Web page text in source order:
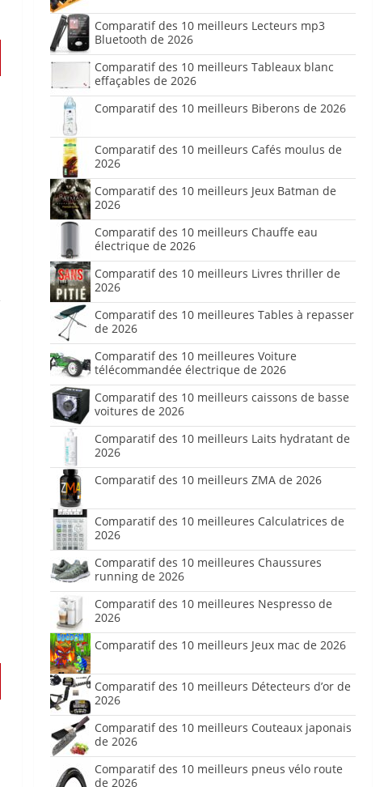
Comparatif des 10 meilleurs Lecteurs mp3
Bluetooth de 2026
Comparatif des 10 meilleurs Tableaux blanc
effaçables de 2026
Comparatif des 10 meilleurs Biberons de 2026
Comparatif des 10 meilleurs Cafés moulus de
2026
Comparatif des 10 meilleurs Jeux Batman de
2026
Comparatif des 10 meilleurs Chauffe eau
électrique de 2026
Comparatif des 10 meilleurs Livres thriller de
2026
Comparatif des 10 meilleures Tables à repasser
de 2026
Comparatif des 10 meilleures Voiture
télécommandée électrique de 2026
Comparatif des 10 meilleurs caissons de basse
voitures de 2026
Comparatif des 10 meilleurs Laits hydratant de
2026
Comparatif des 10 meilleurs ZMA de 2026
Comparatif des 10 meilleures Calculatrices de
2026
Comparatif des 10 meilleures Chaussures
running de 2026
Comparatif des 10 meilleures Nespresso de
2026
Comparatif des 10 meilleurs Jeux mac de 2026
Comparatif des 10 meilleurs Détecteurs d’or de
2026
Comparatif des 10 meilleurs Couteaux japonais
de 2026
Comparatif des 10 meilleurs pneus vélo route
de 2026